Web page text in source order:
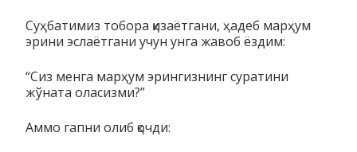
Суҳбатимиз тобора қизаётгани, ҳадеб марҳум
эрини эслаётгани учун унга жавоб ёздим:
“Сиз менга марҳум эрингизнинг суратини
жўната оласизми?”
Аммо гапни олиб қочди: